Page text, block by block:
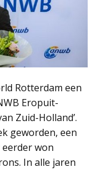
Rotterdam een
Eropuit-
Zuid-Holland’.
geworden, een
won
In alle jaren